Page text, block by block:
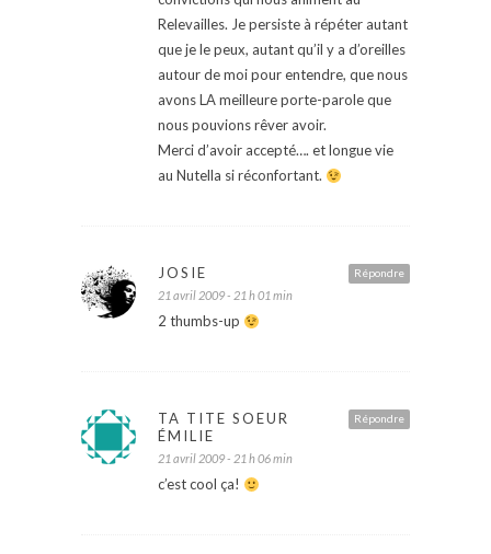
Relevailles. Je persiste à répéter autant
que je le peux, autant qu’il y a d’oreilles
autour de moi pour entendre, que nous
avons LA meilleure porte-parole que
nous pouvions rêver avoir.
Merci d’avoir accepté…. et longue vie
au Nutella si réconfortant.
Répondre
JOSIE
21 avril 2009 - 21 h 01 min
2 thumbs-up
Répondre
TA TITE SOEUR
ÉMILIE
21 avril 2009 - 21 h 06 min
c’est cool ça!